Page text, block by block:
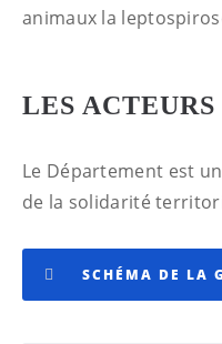
animaux la
LES
Le Département est
de la solidarité
SCHÉMA DE LA